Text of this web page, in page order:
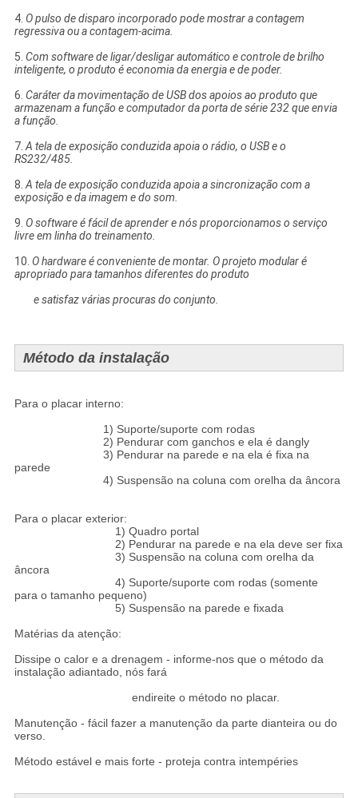
4. O pulso de disparo incorporado pode mostrar a contagem
regressiva ou a contagem-acima.
5. Com software de ligar/desligar automático e controle de brilho
inteligente, o produto é economia da energia e de poder.
6. Caráter da movimentação de USB dos apoios ao produto que
armazenam a função e computador da porta de série 232 que envia
a função.
7.A tela de exposição conduzida apoia o rádio, o USB e o
RS232/485.
8.A tela de exposição conduzida apoia a sincronização com a
exposição e da imagem e do som.
9. O software é fácil de aprender e nós proporcionamos o serviço
livre em linha do treinamento.
10. O hardware é conveniente de montar. O projeto modular é
apropriado para tamanhos diferentes do produto
e satisfaz várias procuras do conjunto.
Método da instalação
Para o placar interno:
1) Suporte/suporte com rodas
2) Pendurar com ganchos e ela é dangly
3) Pendurar na parede e na ela é fixa na
parede
4) Suspensão na coluna com orelha da âncora
Para o placar exterior:
1) Quadro portal
2) Pendurar na parede e na ela deve ser fixa
3) Suspensão na coluna com orelha da
âncora
4) Suporte/suporte com rodas (somente
para o tamanho pequeno)
5) Suspensão na parede e fixada
Matérias da atenção:
Dissipe o calor e a drenagem - informe-nos que o método da
instalação adiantado, nós fará
endireite o método no placar.
Manutenção - fácil fazer a manutenção da parte dianteira ou do
verso.
Método estável e mais forte - proteja contra intempéries